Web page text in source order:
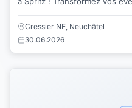
Cressier NE, Neuchâtel
30.06.2026